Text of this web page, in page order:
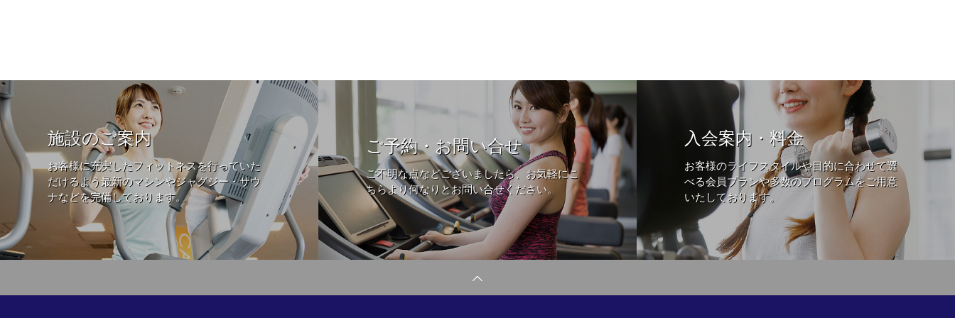
施設のご案内
お客様に充実したフィットネスを行っていた
だけるよう最新のマシンやジャグジー・サウ
ナなどを完備しております。
ご予約・お問い合せ
ご不明な点などございましたら、お気軽にこ
ちらより何なりとお問い合せください。
入会案内・料金
お客様のライフスタイルや目的に合わせて選
べる会員プランや多数のプログラムをご用意
いたしております。